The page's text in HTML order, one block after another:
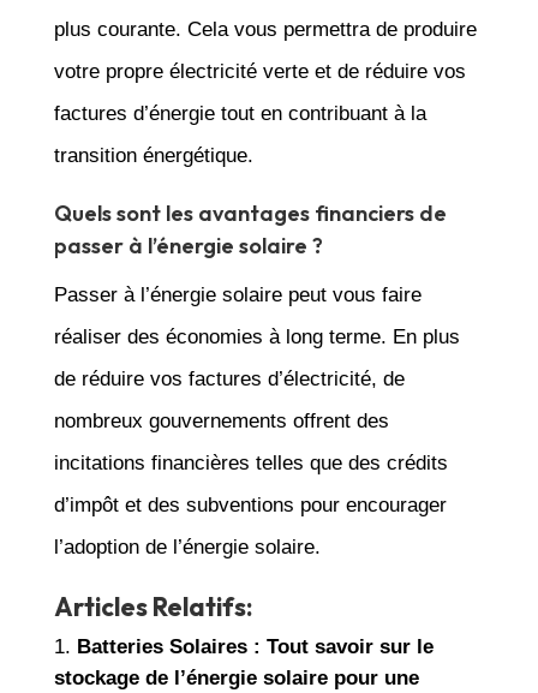
plus courante. Cela vous permettra de produire
votre propre électricité verte et de réduire vos
factures d’énergie tout en contribuant à la
transition énergétique.
Quels sont les avantages financiers de
passer à l’énergie solaire ?
Passer à l’énergie solaire peut vous faire
réaliser des économies à long terme. En plus
de réduire vos factures d’électricité, de
nombreux gouvernements offrent des
incitations financières telles que des crédits
d’impôt et des subventions pour encourager
l’adoption de l’énergie solaire.
Articles Relatifs:
Batteries Solaires : Tout savoir sur le
stockage de l’énergie solaire pour une